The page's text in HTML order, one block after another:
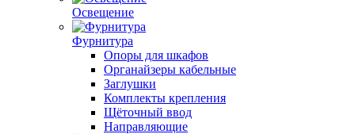
Освещение
Фурнитура
Опоры для шкафов
Органайзеры кабельные
Заглушки
Комплекты крепления
Щёточный ввод
Направляющие